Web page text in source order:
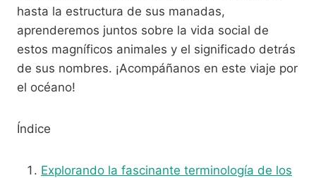
hasta la estructura de sus manadas,
aprenderemos juntos sobre la vida social de
estos magníficos animales y el significado detrás
de sus nombres. ¡Acompáñanos en este viaje por
el océano!
Índice
Explorando la fascinante terminología de los